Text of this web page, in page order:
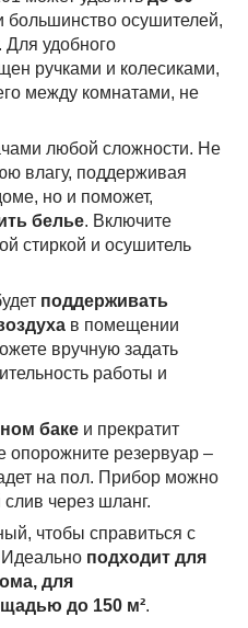
большинство осушителей,
Для удобного
ручками и колесиками,
между комнатами, не
любой сложности. Не
влагу, поддерживая
но и поможет,
белье. Включите
стиркой и осушитель
поддерживать
в помещении
вручную задать
работы и
баке и прекратит
опорожните резервуар –
на пол. Прибор можно
через шланг.
чтобы справиться с
подходит для
для
до 150 м².